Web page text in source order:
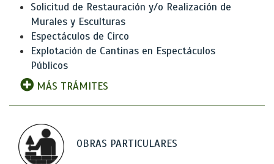
Solicitud de Restauración y/o Realización de
Murales y Esculturas
Espectáculos de Circo
Explotación de Cantinas en Espectáculos
Públicos
MÁS TRÁMITES
OBRAS PARTICULARES